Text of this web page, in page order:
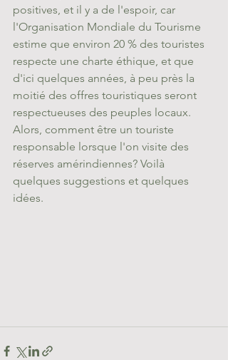
positives, et il y a de l'espoir, car
l'Organisation Mondiale du Tourisme
estime que environ 20 % des touristes
respecte une charte éthique, et que
d'ici quelques années, à peu près la
moitié des offres touristiques seront
respectueuses des peuples locaux.
Alors, comment être un touriste
responsable lorsque l'on visite des
réserves amérindiennes? Voilà
quelques suggestions et quelques
idées.